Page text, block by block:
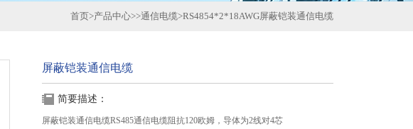
首页>产品中心>>通信电缆>RS4854*2*18AWG屏蔽铠装通信电缆
屏蔽铠装通信电缆
简要描述：
屏蔽铠装通信电缆RS485通信电缆阻抗120欧姆，导体为2线对4芯